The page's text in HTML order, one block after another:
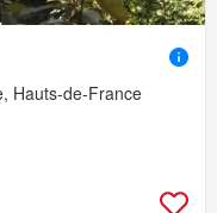
Hauts-de-France